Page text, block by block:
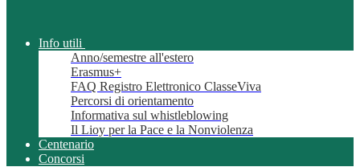
Info utili
Anno/semestre all'estero
Erasmus+
FAQ Registro Elettronico ClasseViva
Percorsi di orientamento
Informativa sul whistleblowing
Il Lioy per la Pace e la Nonviolenza
Centenario
Concorsi